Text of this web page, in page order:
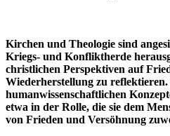
Kirchen und Theologie sind
Kriegs- und Konfliktherde
christlichen Perspektiven auf
Wiederherstellung zu reflektieren.
humanwissenschaftlichen
etwa in der Rolle, die sie dem
von Frieden und Versöhnung